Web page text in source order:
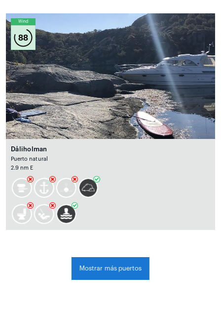
Wind
88
Dåliholman
Puerto natural
2.9 nm E
Mostrar más puertos